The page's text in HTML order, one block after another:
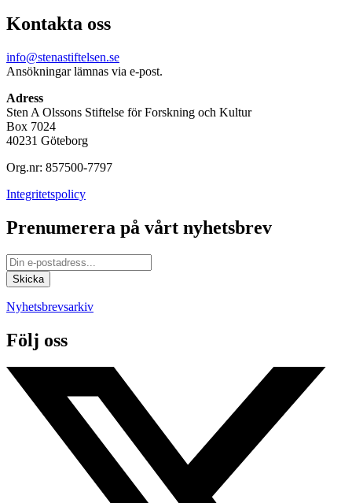
Kontakta oss
info@stenastiftelsen.se
Ansökningar lämnas via e-post.
Adress
Sten A Olssons Stiftelse för Forskning och Kultur
Box 7024
40231 Göteborg
Org.nr: 857500-7797
Integritetspolicy
Prenumerera på vårt nyhetsbrev
Nyhetsbrevsarkiv
Följ oss